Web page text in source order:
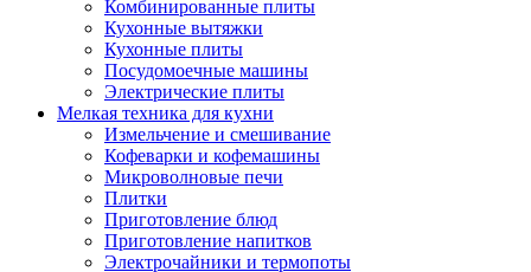
Комбинированные плиты
Кухонные вытяжки
Кухонные плиты
Посудомоечные машины
Электрические плиты
Мелкая техника для кухни
Измельчение и смешивание
Кофеварки и кофемашины
Микроволновые печи
Плитки
Приготовление блюд
Приготовление напитков
Электрочайники и термопоты